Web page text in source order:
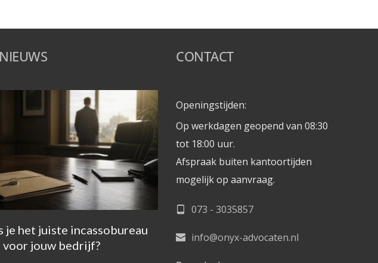
je het juiste incassobureau
voor jouw bedrijf?
CONTACT
Openingstijden:
Op werkdagen geopend van 08:30
tot 18:00 uur.
Afspraak buiten kantoortijden
mogelijk op aanvraag.
073 - 3035857
info@onyx-advocaten.nl